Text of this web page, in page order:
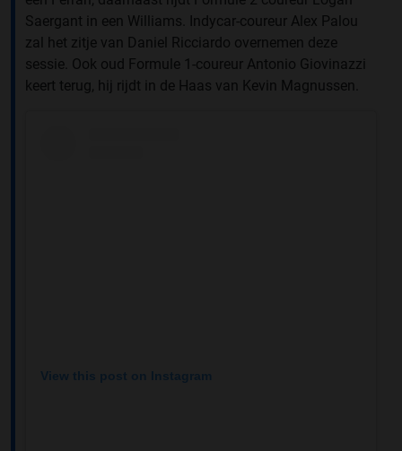
Saergant in een Williams. Indycar-coureur Alex Palou
zal het zitje van Daniel Ricciardo overnemen deze
sessie. Ook oud Formule 1-coureur Antonio Giovinazzi
keert terug, hij rijdt in de Haas van Kevin Magnussen.
View this post on Instagram